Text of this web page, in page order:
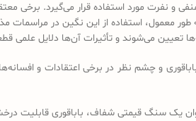
و نفرت مورد استفاده قرار می‌گیرد. برخی
معمول، استفاده از این نگین در مراسمات
تعیین می‌شوند و تأثیرات آن‌ها دلایل علمی
و چشم نظر در برخی اعتقادات و
یک سنگ قیمتی شفاف، باباقوری